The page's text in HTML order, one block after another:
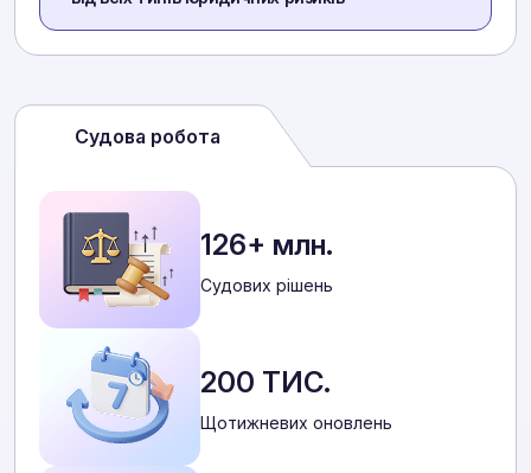
Судова робота
126+ млн.
Cудових рішень
200 ТИС.
Щотижневих оновлень